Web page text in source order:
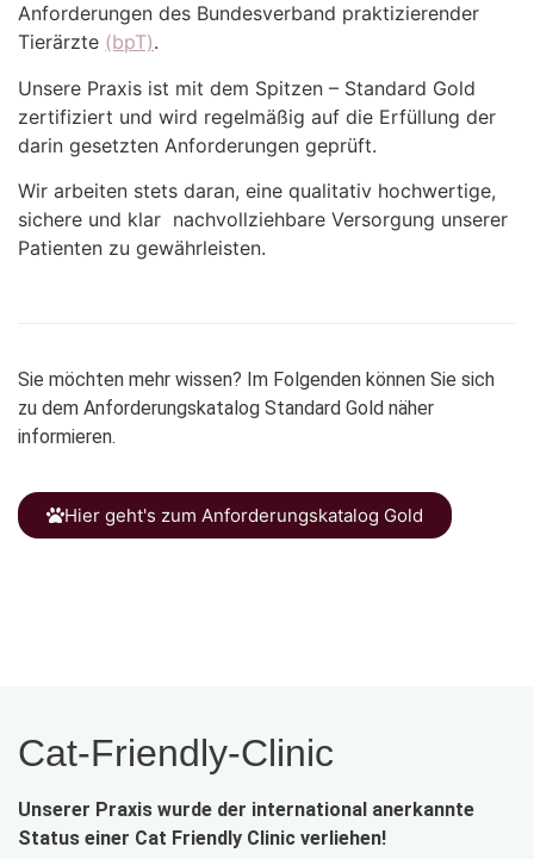
Anforderungen des Bundesverband praktizierender
Tierärzte (bpT).
Unsere Praxis ist mit dem Spitzen – Standard Gold
zertifiziert und wird regelmäßig auf die Erfüllung der
darin gesetzten Anforderungen geprüft.
Wir arbeiten stets daran, eine qualitativ hochwertige,
sichere und klar nachvollziehbare Versorgung unserer
Patienten zu gewährleisten.
Sie möchten mehr wissen? Im Folgenden können Sie sich
zu dem Anforderungskatalog Standard Gold näher
informieren.
Hier geht's zum Anforderungskatalog Gold
Cat-Friendly-Clinic
Unserer Praxis wurde der international anerkannte
Status einer Cat Friendly Clinic verliehen!